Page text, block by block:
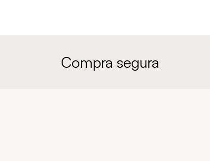
Compra segura